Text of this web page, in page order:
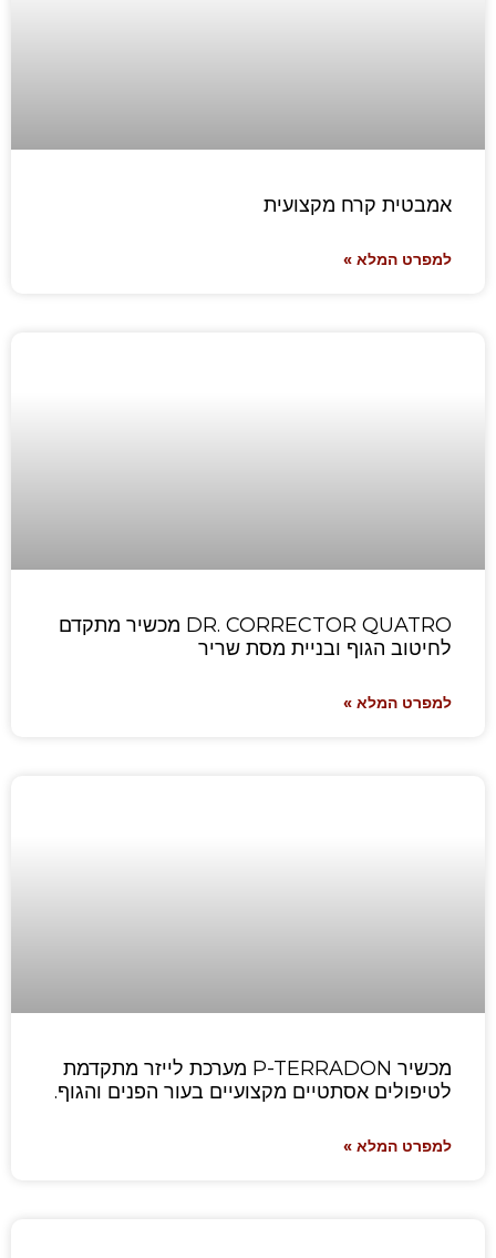
אמבטית קרח מקצועית
למפרט המלא »
DR. CORRECTOR QUATRO מכשיר מתקדם
לחיטוב הגוף ובניית מסת שריר
למפרט המלא »
מכשיר P-TERRADON מערכת לייזר מתקדמת
לטיפולים אסתטיים מקצועיים בעור הפנים והגוף.
למפרט המלא »